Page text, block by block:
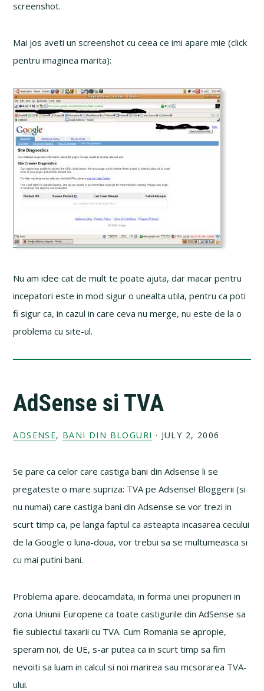
screenshot.
Mai jos aveti un screenshot cu ceea ce imi apare mie (click
pentru imaginea marita):
Nu am idee cat de mult te poate ajuta, dar macar pentru
incepatori este in mod sigur o unealta utila, pentru ca poti
fi sigur ca, in cazul in care ceva nu merge, nu este de la o
problema cu site-ul.
AdSense si TVA
ADSENSE, BANI DIN BLOGURI · JULY 2, 2006
Se pare ca celor care castiga bani din Adsense li se
pregateste o mare supriza: TVA pe Adsense! Bloggerii (si
nu numai) care castiga bani din Adsense se vor trezi in
scurt timp ca, pe langa faptul ca asteapta incasarea cecului
de la Google o luna-doua, vor trebui sa se multumeasca si
cu mai putini bani.
Problema apare. deocamdata, in forma unei propuneri in
zona Uniunii Europene ca toate castigurile din AdSense sa
fie subiectul taxarii cu TVA. Cum Romania se apropie,
speram noi, de UE, s-ar putea ca in scurt timp sa fim
nevoiti sa luam in calcul si noi marirea sau mcsorarea TVA-
ului.